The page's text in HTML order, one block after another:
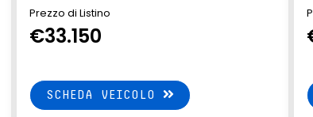
Prezzo di Listino
€33.150
SCHEDA VEICOLO